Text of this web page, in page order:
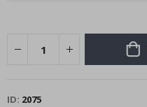
ID 2075